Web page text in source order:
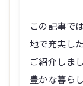
この記事で
地で充実し
ご紹介しま
豊かな暮ら